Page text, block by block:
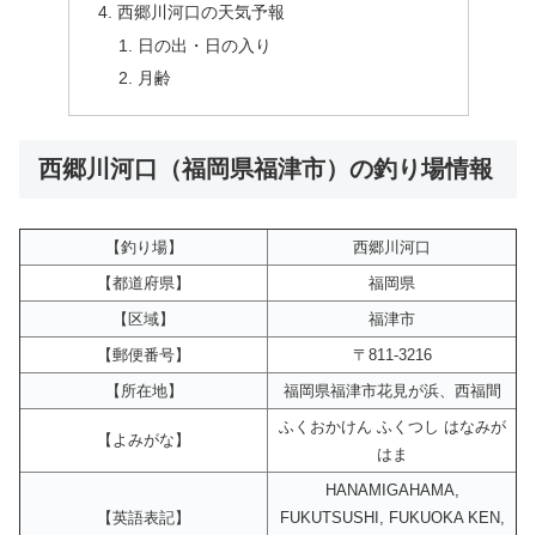
西郷川河口の天気予報
日の出・日の入り
月齢
西郷川河口（福岡県福津市）の釣り場情報
【釣り場】
西郷川河口
【都道府県】
福岡県
【区域】
福津市
【郵便番号】
〒811-3216
【所在地】
福岡県福津市花見が浜、西福間
【よみがな】
ふくおかけん ふくつし はなみが
はま
【英語表記】
HANAMIGAHAMA,
FUKUTSUSHI, FUKUOKA KEN,